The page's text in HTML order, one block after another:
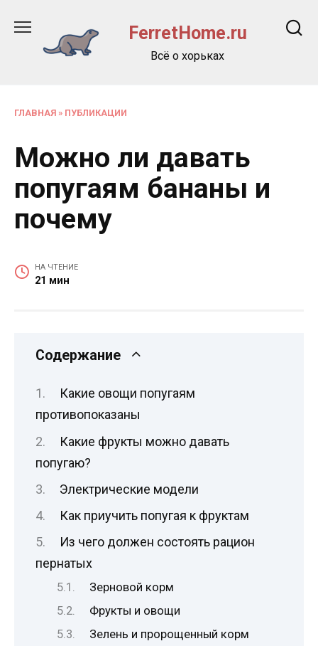
содержанию
FerretHome.ru
Всё о хорьках
ГЛАВНАЯ » ПУБЛИКАЦИИ
Можно ли давать
попугаям бананы и
почему
НА ЧТЕНИЕ
21 мин
Содержание
Какие овощи попугаям
противопоказаны
Какие фрукты можно давать
попугаю?
Электрические модели
Как приучить попугая к фруктам
Из чего должен состоять рацион
пернатых
Зерновой корм
Фрукты и овощи
Зелень и пророщенный корм